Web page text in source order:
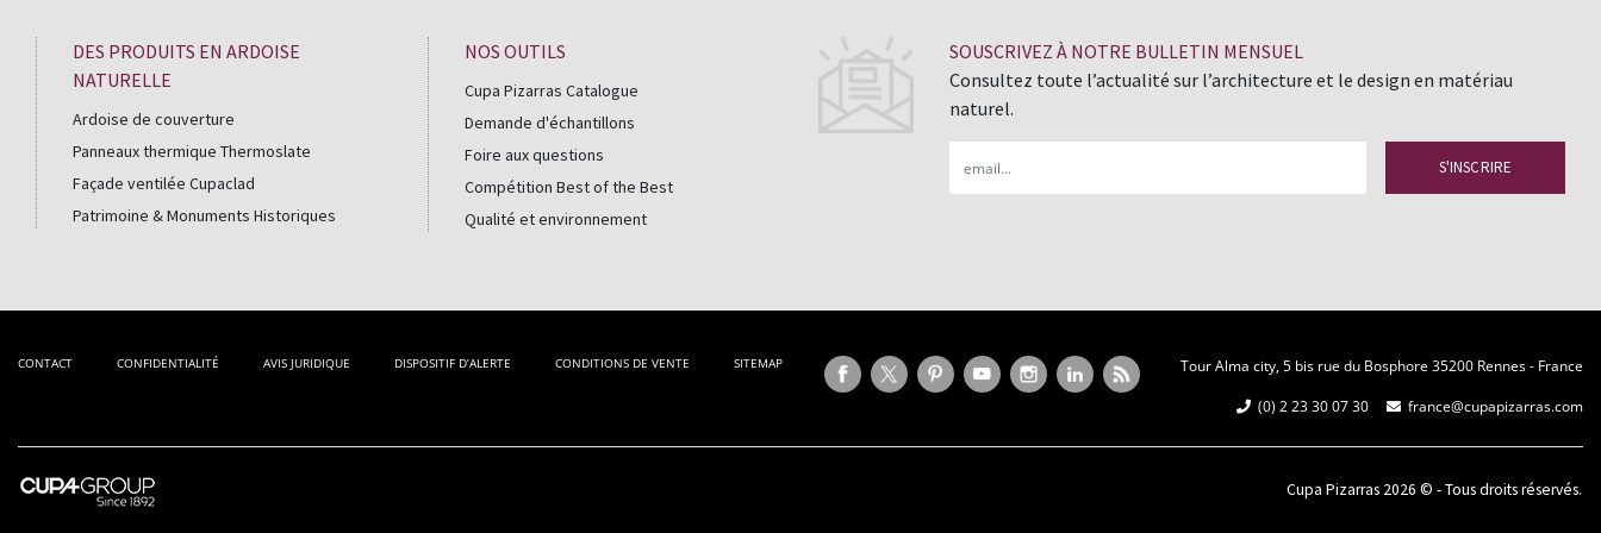
DES PRODUITS EN ARDOISE
NATURELLE
Ardoise de couverture
Panneaux thermique Thermoslate
Façade ventilée Cupaclad
Patrimoine & Monuments Historiques
NOS OUTILS
Cupa Pizarras Catalogue
Demande d'échantillons
Foire aux questions
Compétition Best of the Best
Qualité et environnement
SOUSCRIVEZ À NOTRE BULLETIN MENSUEL
Consultez toute l’actualité sur l’architecture et le design en matériau
naturel.
CONTACT CONFIDENTIALITÉ AVIS JURIDIQUE DISPOSITIF D’ALERTE CONDITIONS DE VENTE SITEMAP
Tour Alma city, 5 bis rue du Bosphore 35200 Rennes - France
(0) 2 23 30 07 30
france@cupapizarras.com
Cupa Pizarras 2026 © -Tous droits réservés.